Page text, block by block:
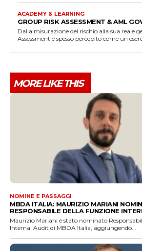
ACADEMY & LEARNING
GROUP RISK ASSESSMENT & AML
Dalla misurazione del rischio alla sua reale
Assessment è spesso percepito come un
MORE LIKE THIS
NOMINE E PASSAGGI
MBDA ITALIA: MAURIZIO MARIANI
RESPONSABILE DELLA FUNZIONE
Maurizio Mariani è stato nominato
Internal Audit di MBDA Italia, aggiungendo...